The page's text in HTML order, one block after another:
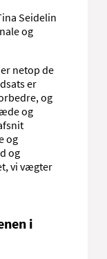
Seidelin
og
netop de
er
og
og
og
og
vi vægter
i